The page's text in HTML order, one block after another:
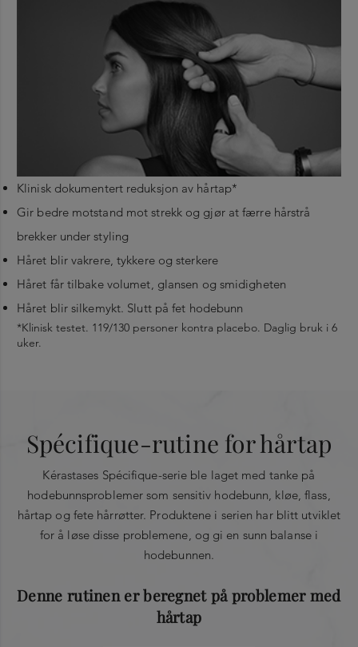
Klinisk dokumentert reduksjon av hårtap*
Gir bedre motstand mot strekk og gjør at færre hårstrå
brekker under styling
Håret blir vakrere, tykkere og sterkere
Håret får tilbake volumet, glansen og smidigheten
Håret blir silkemykt. Slutt på fet hodebunn
*Klinisk testet. 119/130 personer kontra placebo. Daglig bruk i 6
uker.
vanlig. Skal ikke skylles ut.
Aminexil,
GlucoLipide GL
og Madecassoside
opprettholder hårets fylde*. Den forbedrer vevet rundt
hårroten og gjør det mer fleksibelt og elastisk, slik at
hårroten får bedre feste i hodebunnen.
Rhamnose
stimulerer produksjonen av kollagen og elastin, noe som
AOX-kompleks: Beskytter mot oksiderende stress.
*Klinisk testet. 119/130 personer kontra placebo. Daglig
rutinen i fire trinn, etter Bain Prévention med
Clarisonic og Masque Hydra-Apaisant.
”
Spécifique-rutine for hårtap
Kérastases Spécifique-serie ble laget med tanke på
hodebunnsproblemer som sensitiv hodebunn, kløe, flass,
hårtap og fete hårrøtter. Produktene i serien har blitt utviklet
for å løse disse problemene, og gi en sunn balanse i
hodebunnen.
Denne rutinen er beregnet på problemer med
hårtap